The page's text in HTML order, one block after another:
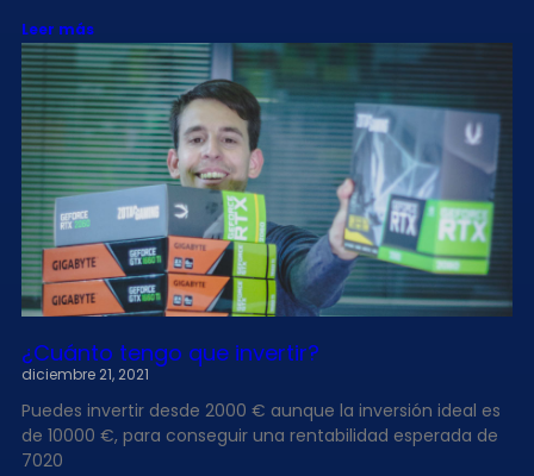
Leer más
¿Cuánto tengo que invertir?
diciembre 21, 2021
Puedes invertir desde 2000 € aunque la inversión ideal es
de 10000 €, para conseguir una rentabilidad esperada de
7020